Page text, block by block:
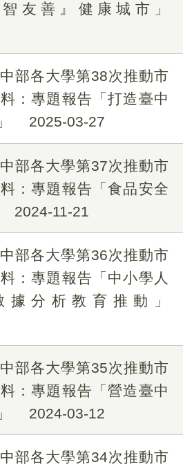
友善』健康城市」
部各大學第38次推動市
：專題報告「打造臺中
2025-03-27
部各大學第37次推動市
：專題報告「食品安全
2024-11-21
部各大學第36次推動市
：專題報告「中小學人
據分析教育推動」
部各大學第35次推動市
：專題報告「營造臺中
2024-03-12
部各大學第34次推動市